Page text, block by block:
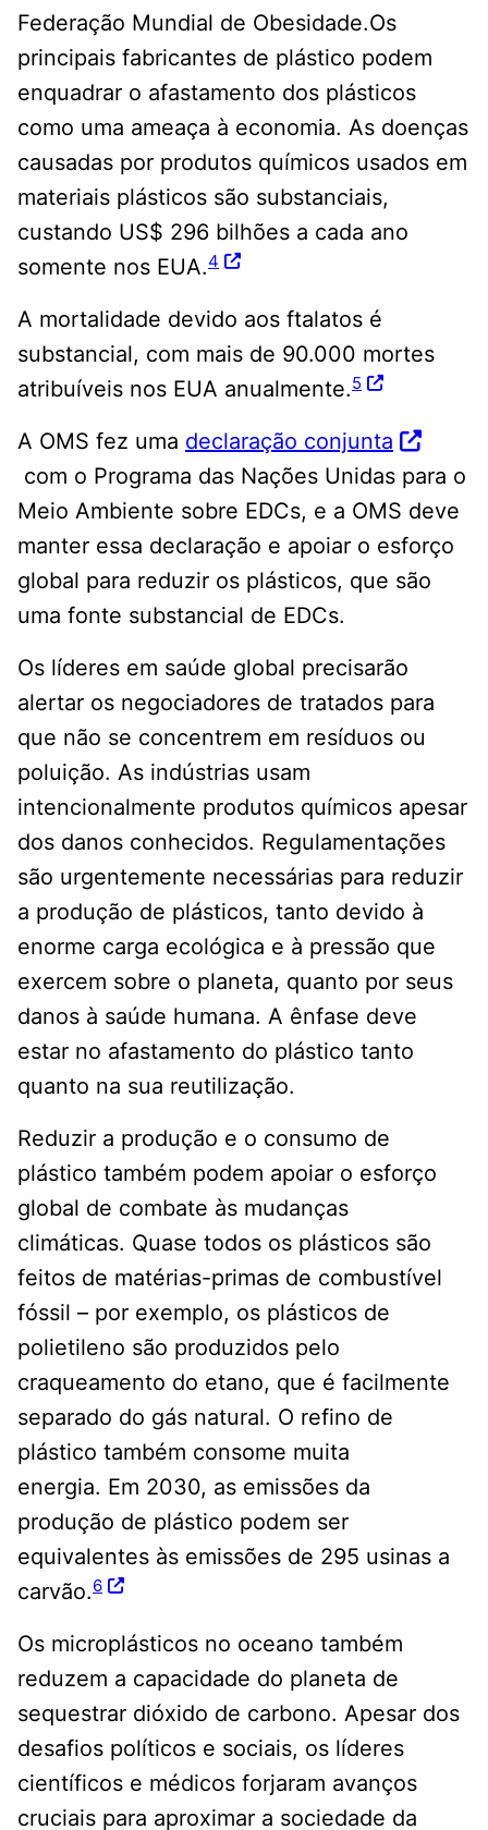
Federação Mundial de Obesidade.Os
principais fabricantes de plástico podem
enquadrar o afastamento dos plásticos
como uma ameaça à economia. As doenças
causadas por produtos químicos usados ​​em
materiais plásticos são substanciais,
custando US$ 296 bilhões a cada ano
somente nos EUA.4
A mortalidade devido aos ftalatos é
substancial, com mais de 90.000 mortes
atribuíveis nos EUA anualmente.5
A OMS fez uma declaração conjunta
com o Programa das Nações Unidas para o
Meio Ambiente sobre EDCs, e a OMS deve
manter essa declaração e apoiar o esforço
global para reduzir os plásticos, que são
uma fonte substancial de EDCs.
Os líderes em saúde global precisarão
alertar os negociadores de tratados para
que não se concentrem em resíduos ou
poluição. As indústrias usam
intencionalmente produtos químicos apesar
dos danos conhecidos. Regulamentações
são urgentemente necessárias para reduzir
a produção de plásticos, tanto devido à
enorme carga ecológica e à pressão que
exercem sobre o planeta, quanto por seus
danos à saúde humana. A ênfase deve
estar no afastamento do plástico tanto
quanto na sua reutilização.
Reduzir a produção e o consumo de
plástico também podem apoiar o esforço
global de combate às mudanças
climáticas. Quase todos os plásticos são
feitos de matérias-primas de combustível
fóssil – por exemplo, os plásticos de
polietileno são produzidos pelo
craqueamento do etano, que é facilmente
separado do gás natural. O refino de
plástico também consome muita
energia. Em 2030, as emissões da
produção de plástico podem ser
equivalentes às emissões de 295 usinas a
carvão.6
Os microplásticos no oceano também
reduzem a capacidade do planeta de
sequestrar dióxido de carbono. Apesar dos
desafios políticos e sociais, os líderes
científicos e médicos forjaram avanços
cruciais para aproximar a sociedade da